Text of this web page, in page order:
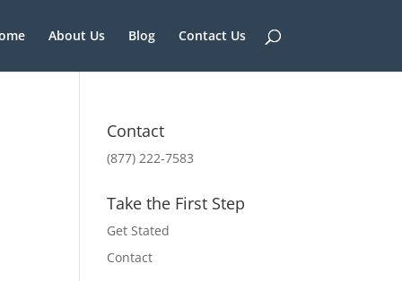
About Us Blog Contact Us
Contact
(877) 222-7583
Take the First Step
Get Stated
Contact